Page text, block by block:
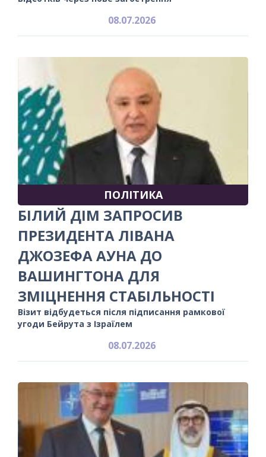
08.07.2026
ПОЛІТИКА
БІЛИЙ ДІМ ЗАПРОСИВ
ПРЕЗИДЕНТА ЛІВАНА
ДЖОЗЕФА АУНА ДО
ВАШИНГТОНА ДЛЯ
ЗМІЦНЕННЯ СТАБІЛЬНОСТІ
Візит відбудеться після підписання рамкової
угоди Бейрута з Ізраїлем
08.07.2026